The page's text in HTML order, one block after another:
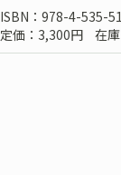
ISBN：978-4-535-
定価：3,300円
在